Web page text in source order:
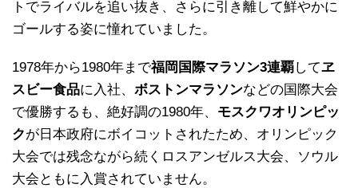
トでライバルを追い抜き、さらに引き離して鮮やかに
ゴールする姿に憧れていました。
1978年から1980年まで福岡国際マラソン3連覇してヱ
スビー食品に入社、 ボストンマラソンなどの国際大会
で優勝するも、絶好調の1980年、 モスクワオリンピッ
クが日本政府にボイコットされたため、オリンピック
大会では残念ながら続くロスアンゼルス大会、ソウル
大会ともに入賞されていません。